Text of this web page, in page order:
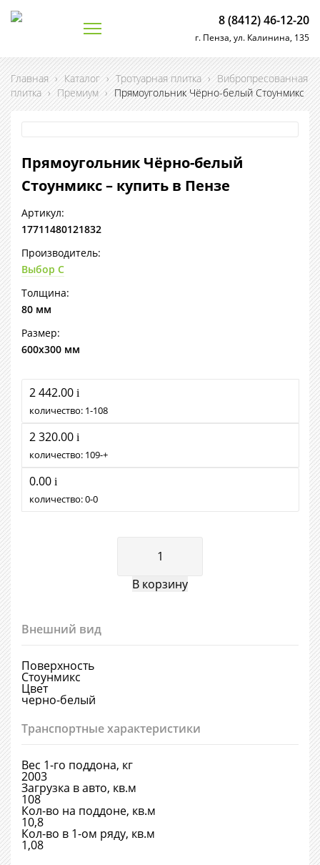
8 (8412) 46-12-20
г. Пенза, ул. Калинина, 135
Главная › Каталог › Тротуарная плитка › Вибропресованная
плитка › Премиум › Прямоугольник Чёрно-белый Стоунмикс
Прямоугольник Чёрно-белый
Стоунмикс – купить в Пензе
Артикул:
17711480121832
Производитель:
Выбор С
Толщина:
80 мм
Размер:
600х300 мм
2 442.00 i
количество: 1 108
2 320.00 i
количество: 109 +
0.00 i
количество:0 0
Внешний вид
Поверхность
Стоунмикс
Цвет
черно-белый
Транспортные характеристики
Вес 1-го поддона, кг
2003
Загрузка в авто, кв.м
108
Кол-во на поддоне, кв.м
10,8
Кол-во в 1-ом ряду, кв.м
1,08